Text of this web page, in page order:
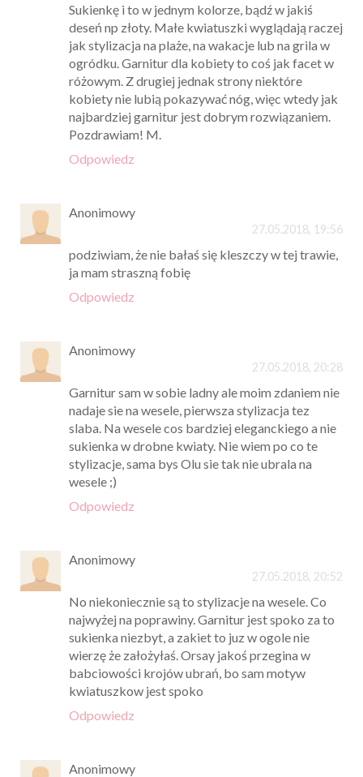
Sukienkę i to w jednym kolorze, bądź w jakiś
deseń np złoty. Małe kwiatuszki wyglądają raczej
jak stylizacja na plaże, na wakacje lub na grila w
ogródku. Garnitur dla kobiety to coś jak facet w
różowym. Z drugiej jednak strony niektóre
kobiety nie lubią pokazywać nóg, więc wtedy jak
najbardziej garnitur jest dobrym rozwiązaniem.
Pozdrawiam! M.
Odpowiedz
Anonimowy
27.05.2018, 19:56
podziwiam, że nie bałaś się kleszczy w tej trawie,
ja mam straszną fobię
Odpowiedz
Anonimowy
27.05.2018, 20:28
Garnitur sam w sobie ladny ale moim zdaniem nie
nadaje sie na wesele, pierwsza stylizacja tez
slaba. Na wesele cos bardziej eleganckiego a nie
sukienka w drobne kwiaty. Nie wiem po co te
stylizacje, sama bys Olu sie tak nie ubrala na
wesele ;)
Odpowiedz
Anonimowy
27.05.2018, 20:52
No niekoniecznie są to stylizacje na wesele. Co
najwyżej na poprawiny. Garnitur jest spoko za to
sukienka niezbyt, a zakiet to juz w ogole nie
wierzę że założyłaś. Orsay jakoś przegina w
babciowości krojów ubrań, bo sam motyw
kwiatuszkow jest spoko
Odpowiedz
Anonimowy